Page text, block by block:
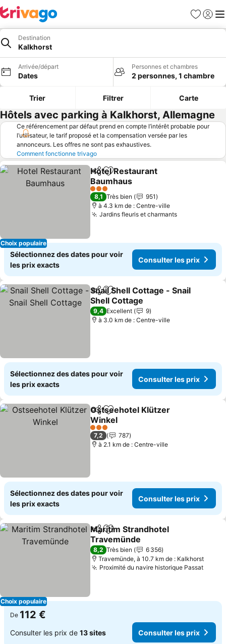
Favoris
Se
Destination
Kalkhorst
Arrivée/départ
Dates
Personnes et chambres
2 personnes, 1 chambre
Trier Filtrer Carte
Hôtels avec parking à Kalkhorst, Allemagne
Ce référencement par défaut prend en compte l’intérêt probable pour
l’utilisateur, le tarif proposé et la compensation versée par les
annonceurs. Les offres ne sont pas exhaustives.
Comment fonctionne trivago
Choix populaire
PartagerAjouter à mes favoris
Hotel Restaurant
Baumhaus
Consulter les prix
3 Étoiles
8,1 Très bien
951
à 4.3 km de : Centre-ville
Jardins fleuris et charmantsConsulter
Sélectionnez des dates pour voir
les prix exacts
Consulter les prix
PartagerAjouter à mes favoris
Snail Shell Cottage - Snail
Shell Cottage
Consulter les prix
9,4 Excellent
9
à 3.0 km de : Centre-ville
Sélectionnez des dates pour voir
les prix exacts
Consulter les prix
PartagerAjouter à mes favoris
Ostseehotel Klützer
Winkel
Consulter les prix
3 Étoiles
7,2
787
à 2.1 km de : Centre-ville
Sélectionnez des dates pour voir
les prix exacts
Consulter les prix
Choix populaire
PartagerAjouter à mes favoris
Maritim Strandhotel
Travemünde
Consulter les prix
8,2 Très bien
6 356
Travemünde, à 10.7 km de : Kalkhorst
Proximité du navire historique Passat
De 112 €
Consulter les prix de 13 sites Consulter les prix